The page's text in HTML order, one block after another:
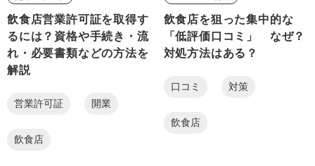
飲食店営業許可証を取得す
るには？資格や手続き・流
れ・必要書類などの方法を
解説
営業許可証 開業
飲食店
飲食店を狙った集中的な
「低評価口コミ」 なぜ？
対処方法はある？
口コミ 対策
飲食店